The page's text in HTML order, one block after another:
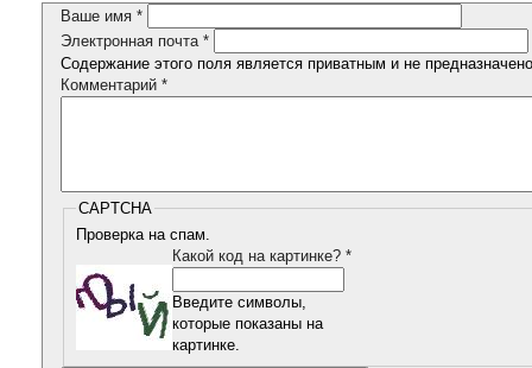
Ваше имя *
Электронная почта *
Содержание этого поля является приватным и не
Комментарий *
CAPTCHA
Проверка на спам.
Какой код на картинке? *
Введите символы,
которые показаны на
картинке.